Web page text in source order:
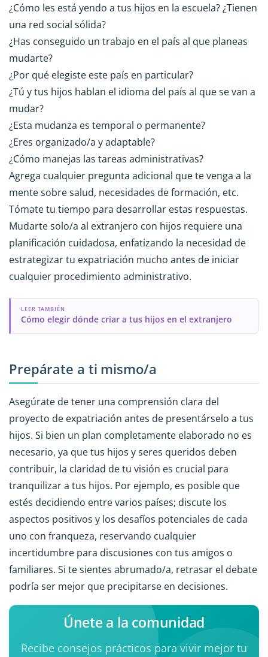
¿Cómo les está yendo a tus hijos en la escuela? ¿Tienen
una red social sólida?
¿Has conseguido un trabajo en el país al que planeas
mudarte?
¿Por qué elegiste este país en particular?
¿Tú y tus hijos hablan el idioma del país al que se van a
mudar?
¿Esta mudanza es temporal o permanente?
¿Eres organizado/a y adaptable?
¿Cómo manejas las tareas administrativas?
Agrega cualquier pregunta adicional que te venga a la
mente sobre salud, necesidades de formación, etc.
Tómate tu tiempo para desarrollar estas respuestas.
Mudarte solo/a al extranjero con hijos requiere una
planificación cuidadosa, enfatizando la necesidad de
estrategizar tu expatriación mucho antes de iniciar
cualquier procedimiento administrativo.
LEER TAMBIÉN
Cómo elegir dónde criar a tus hijos en el extranjero
Prepárate a ti mismo/a
Asegúrate de tener una comprensión clara del
proyecto de expatriación antes de presentárselo a tus
hijos. Si bien un plan completamente elaborado no es
necesario, ya que tus hijos y seres queridos deben
contribuir, la claridad de tu visión es crucial para
tranquilizar a tus hijos. Por ejemplo, es posible que
estés decidiendo entre varios países; discute los
aspectos positivos y los desafíos potenciales de cada
uno con franqueza, reservando cualquier
incertidumbre para discusiones con tus amigos o
familiares. Si te sientes abrumado/a, retrasar el debate
podría ser mejor que precipitarse en decisiones.
Únete a la comunidad
Recibe consejos prácticos para vivir mejor tu